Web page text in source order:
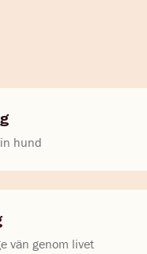
hund
vän genom livet